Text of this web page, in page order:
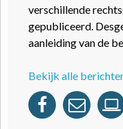
verschillende
gepubliceerd.
aanleiding van de
Bekijk alle